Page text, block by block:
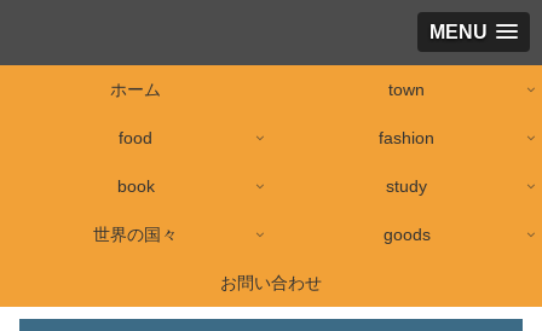
MENU
ホーム town
food fashion
book study
世界の国々 goods
お問い合わせ